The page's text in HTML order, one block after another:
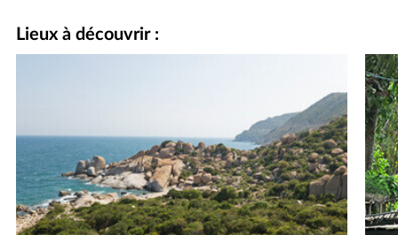
Lieux à découvrir :